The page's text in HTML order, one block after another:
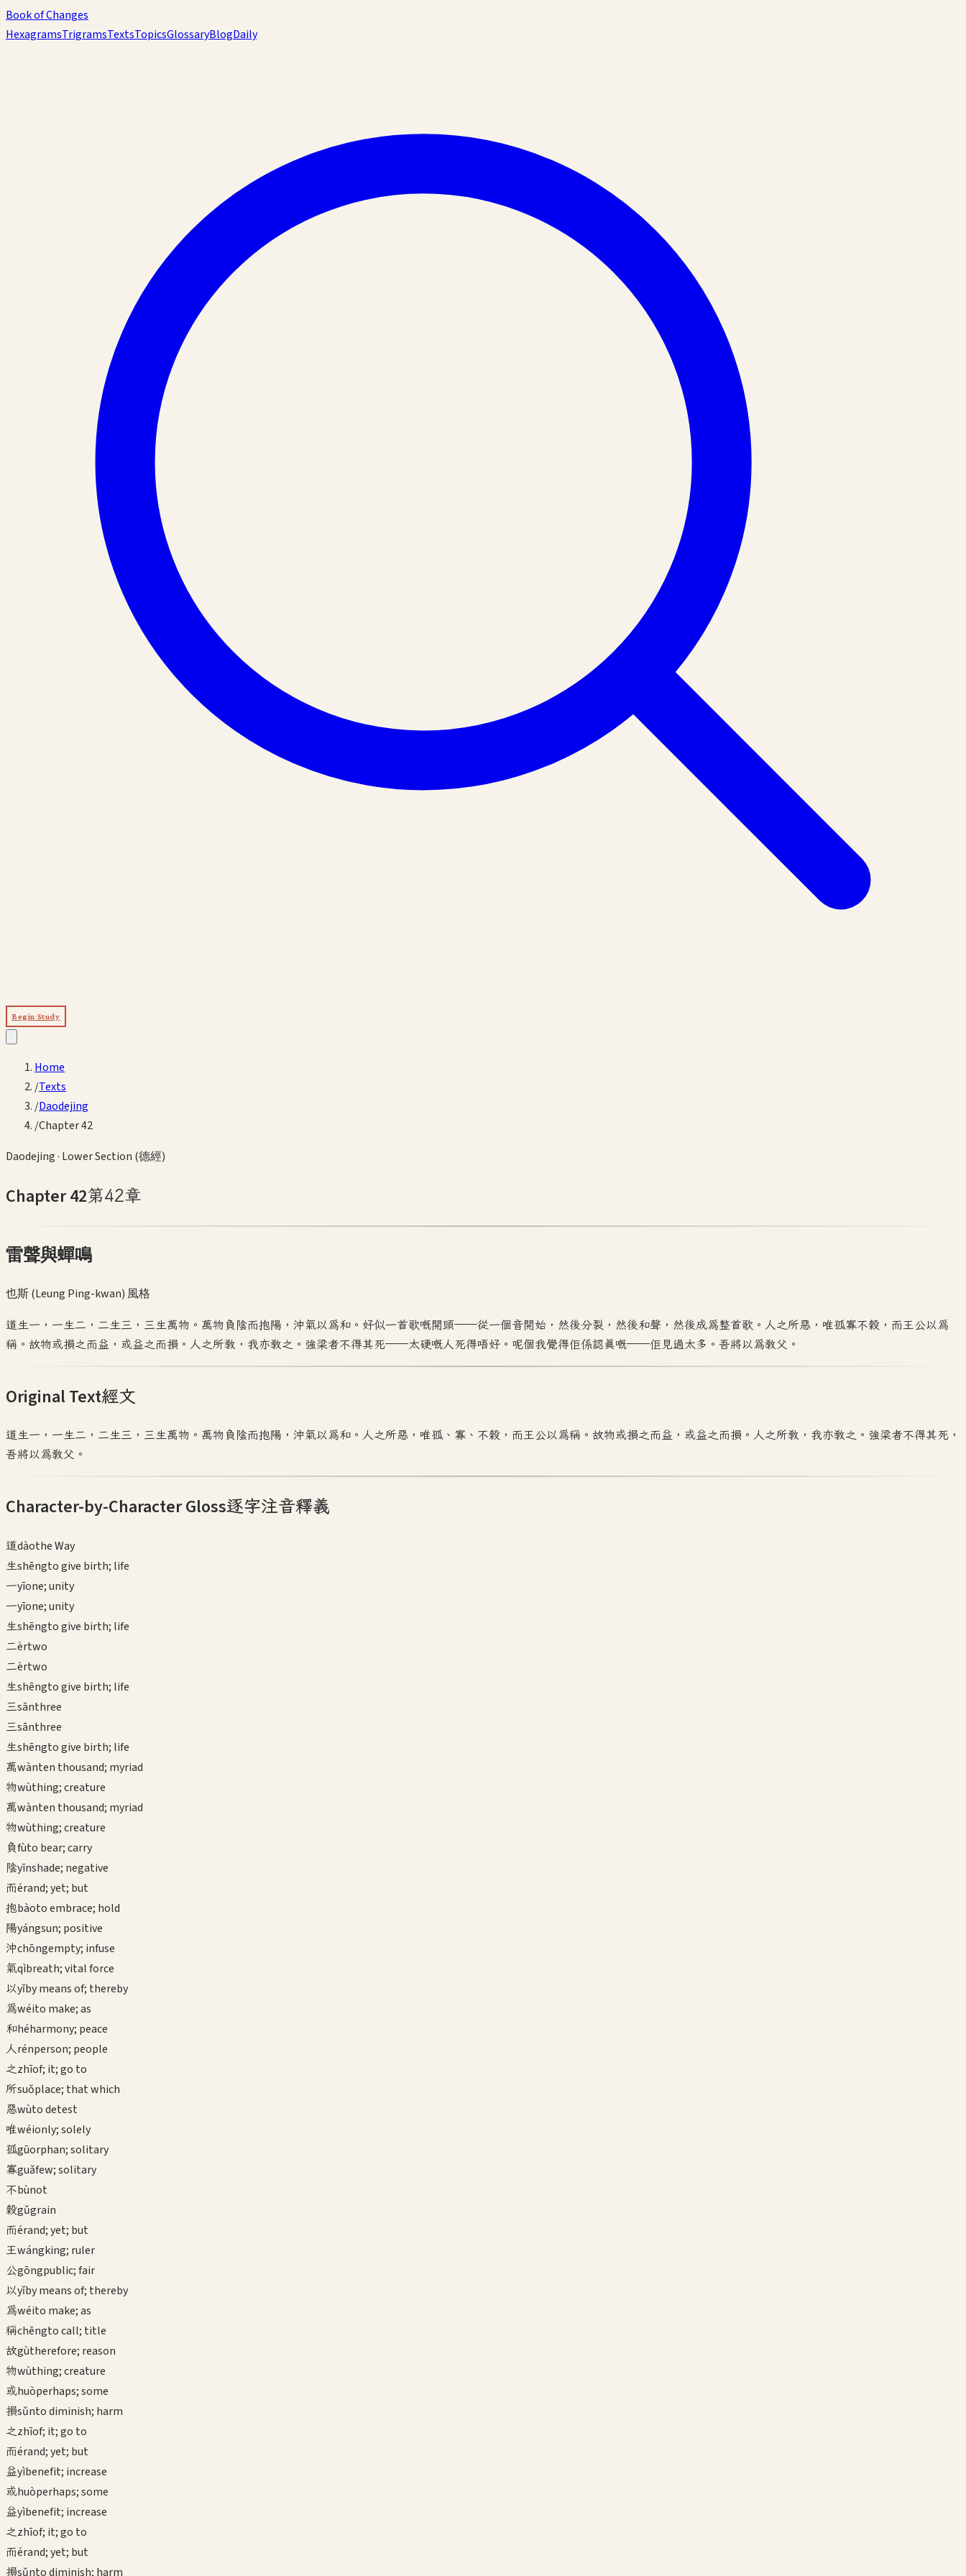
Book of Changes
HexagramsTrigramsTextsTopicsGlossaryBlogDaily
Begin Study
Home
/Texts
/Daodejing
/Chapter 42
Daodejing· Lower Section (德經)
Chapter42第42章
雷聲與蟬鳴
也斯 (Leung Ping-kwan)風格
道生一，一生二，二生三，三生萬物。萬物負陰而抱陽，沖氣以為和。好似一首歌嘅開頭——從一個音開始，然後分裂，然後和聲，然後成為整首歌。人之所惡，唯孤寡不穀，而王公以為
稱。故物或損之而益，或益之而損。人之所教，我亦教之。強梁者不得其死——太硬嘅人死得唔好。呢個我覺得佢係認真嘅——佢見過太多。吾將以為教父。
Original Text經文
道生一，一生二，二生三，三生萬物。萬物負陰而抱陽，沖氣以為和。人之所惡，唯孤、寡、不穀，而王公以為稱。故物或損之而益，或益之而損。人之所教，我亦教之。強梁者不得其死，
吾將以為教父。
Character-by-Character Gloss逐字注音釋義
道dàothe Way
生shēngto give birth; life
一yīone; unity
一yīone; unity
生shēngto give birth; life
二èrtwo
二èrtwo
生shēngto give birth; life
三sānthree
三sānthree
生shēngto give birth; life
萬wànten thousand; myriad
物wùthing; creature
萬wànten thousand; myriad
物wùthing; creature
負fùto bear; carry
陰yīnshade; negative
而érand; yet; but
抱bàoto embrace; hold
陽yángsun; positive
沖chōngempty; infuse
氣qìbreath; vital force
以yǐby means of; thereby
為wéito make; as
和héharmony; peace
人rénperson; people
之zhīof; it; go to
所suǒplace; that which
惡wùto detest
唯wéionly; solely
孤gūorphan; solitary
寡guǎfew; solitary
不bùnot
穀gǔgrain
而érand; yet; but
王wángking; ruler
公gōngpublic; fair
以yǐby means of; thereby
為wéito make; as
稱chēngto call; title
故gùtherefore; reason
物wùthing; creature
或huòperhaps; some
損sǔnto diminish; harm
之zhīof; it; go to
而érand; yet; but
益yìbenefit; increase
或huòperhaps; some
益yìbenefit; increase
之zhīof; it; go to
而érand; yet; but
損sǔnto diminish; harm